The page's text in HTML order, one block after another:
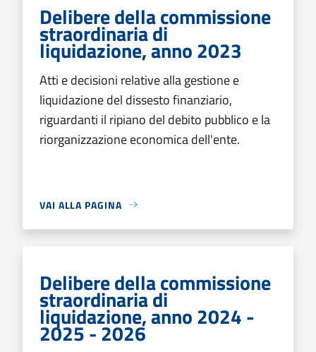
Delibere della commissione
straordinaria di
liquidazione, anno 2023
Atti e decisioni relative alla gestione e
liquidazione del dissesto finanziario,
riguardanti il ripiano del debito pubblico e la
riorganizzazione economica dell'ente.
VAI ALLA PAGINA
Delibere della commissione
straordinaria di
liquidazione, anno 2024 -
2025 - 2026